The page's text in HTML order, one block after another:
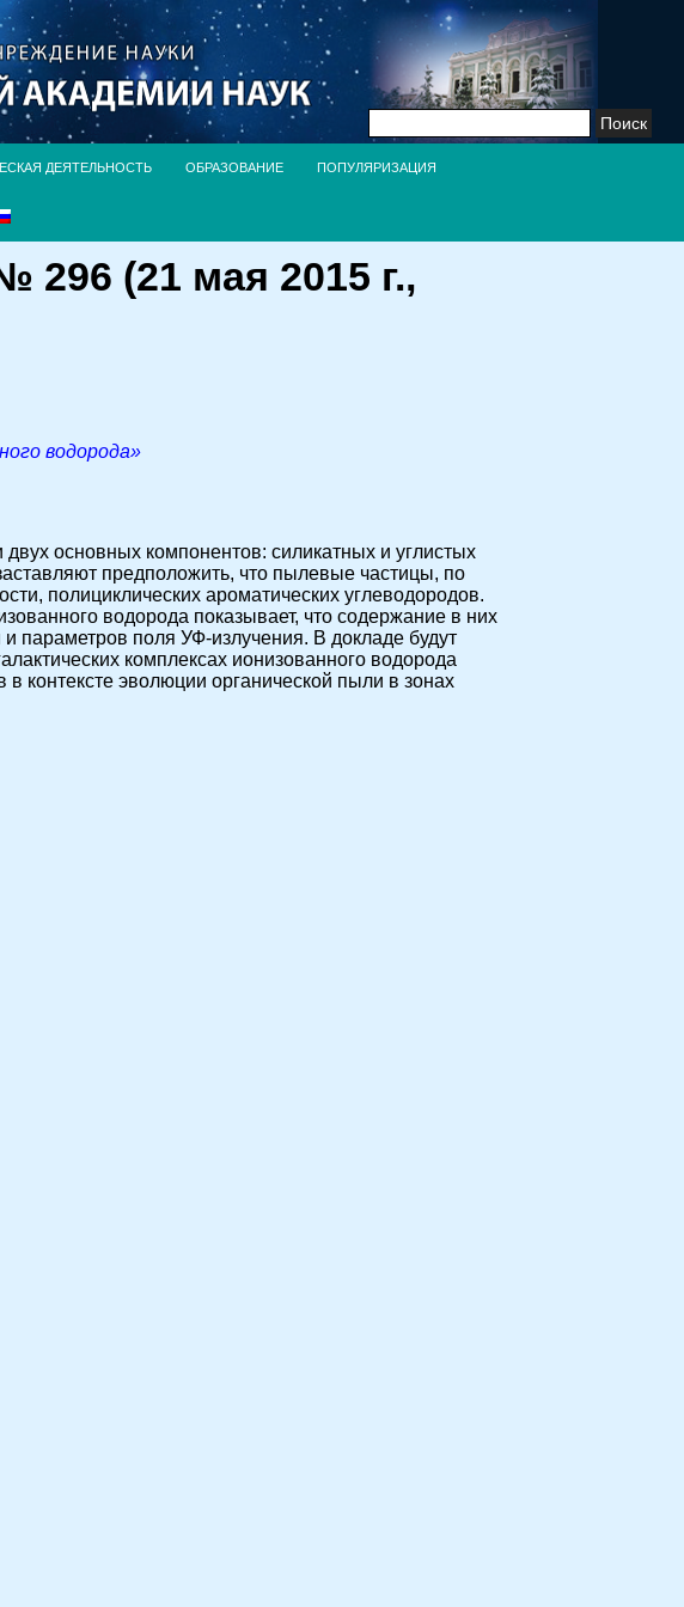
Найти:
ДЕЯТЕЛЬНОСТЬ ОБРАЗОВАНИЕ ПОПУЛЯРИЗАЦИЯ
(21 мая 2015 г.,
водорода»
основных компонентов: силикатных и углистых
предположить, что пылевые частицы, по
полициклических ароматических углеводородов.
водорода показывает, что содержание в них
параметров поля УФ-излучения. В докладе будут
комплексах ионизованного водорода
в контексте эволюции органической пыли в зонах